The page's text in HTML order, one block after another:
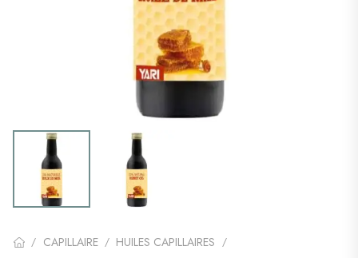
/ CAPILLAIRE / HUILES CAPILLAIRES /